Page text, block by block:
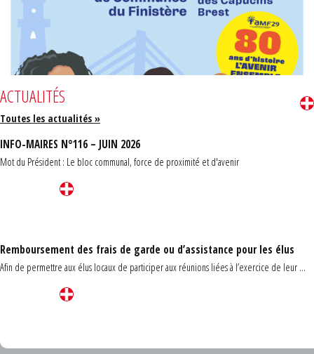
ACTUALITÉS
Toutes les actualités »
INFO-MAIRES N°116 – JUIN 2026
Mot du Président : Le bloc communal, force de proximité et d'avenir
Remboursement des frais de garde ou d’assistance pour les élus
Afin de permettre aux élus locaux de participer aux réunions liées à l’exercice de leur ...